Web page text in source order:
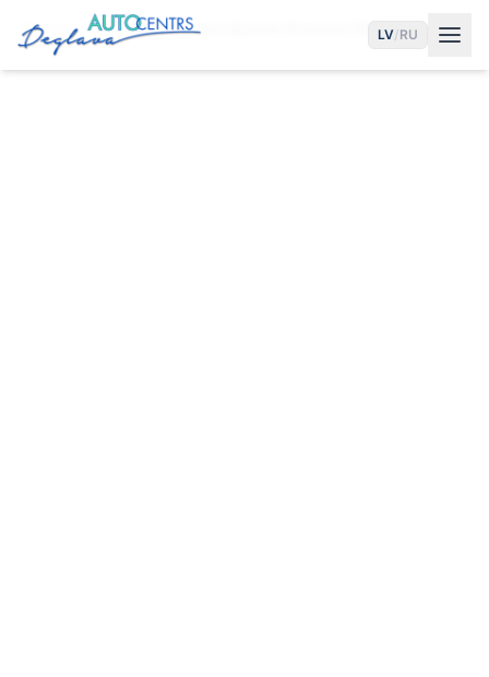
LV/RU
Sākums Pakalpojumi Imobilaizera Remonts Rīgā